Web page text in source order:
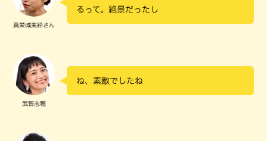
真栄城美鈴さん
るって。絶景だったし
武智志穂
ね、素敵でしたね